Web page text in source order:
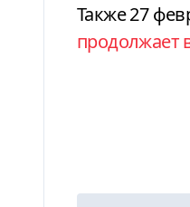
Также 27
продолжает